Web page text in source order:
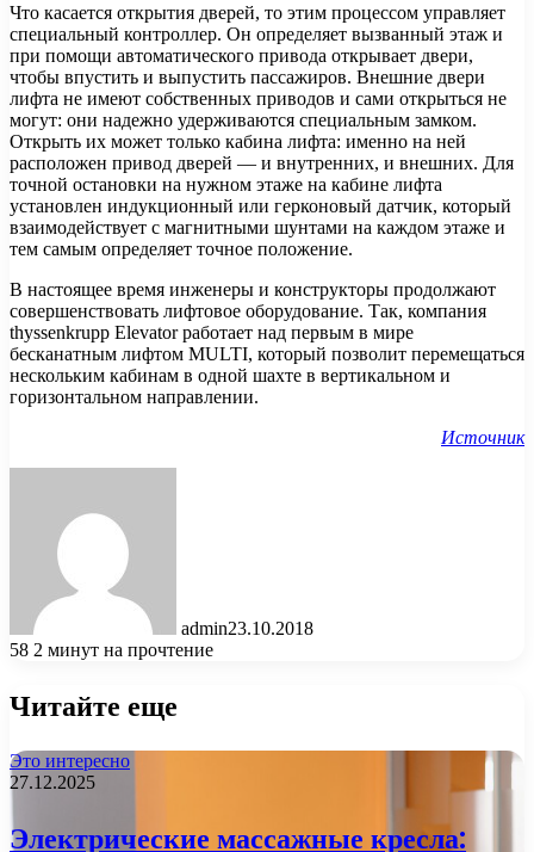
Что касается открытия дверей, то этим процессом управляет
специальный контроллер. Он определяет вызванный этаж и
при помощи автоматического привода открывает двери,
чтобы впустить и выпустить пассажиров. Внешние двери
лифта не имеют собственных приводов и сами открыться не
могут: они надежно удерживаются специальным замком.
Открыть их может только кабина лифта: именно на ней
расположен привод дверей — и внутренних, и внешних. Для
точной остановки на нужном этаже на кабине лифта
установлен индукционный или герконовый датчик, который
взаимодействует с магнитными шунтами на каждом этаже и
тем самым определяет точное положение.
В настоящее время инженеры и конструкторы продолжают
совершенствовать лифтовое оборудование. Так, компания
thyssenkrupp Elevator работает над первым в мире
бесканатным лифтом MULTI, который позволит перемещаться
нескольким кабинам в одной шахте в вертикальном и
горизонтальном направлении.
Источник
admin23.10.2018
58 2 минут на прочтение
Читайте еще
Это интересно
27.12.2025
Электрические массажные кресла: